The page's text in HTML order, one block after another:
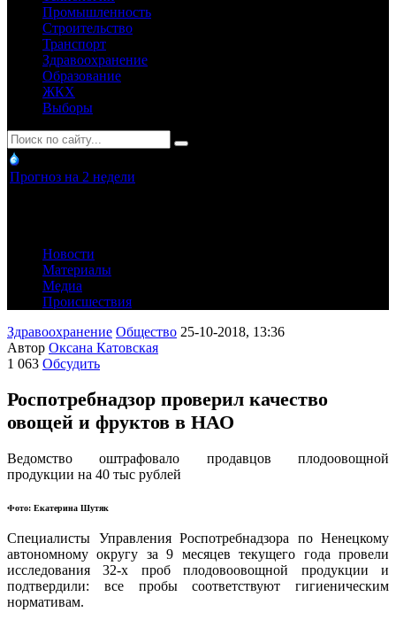
Промышленность
Строительство
Транспорт
Здравоохранение
Образование
ЖКХ
Выборы
Прогноз на 2 недели
Новости
Материалы
Медиа
Происшествия
Здравоохранение Общество 25-10-2018, 13:36
Автор Оксана Катовская
1 063 Обсудить
Роспотребнадзор проверил качество
овощей и фруктов в НАО
Ведомство оштрафовало продавцов плодоовощной
продукции на 40 тыс рублей
Фото: Екатерина Шутяк
Специалисты Управления Роспотребнадзора по Ненецкому
автономному округу за 9 месяцев текущего года провели
исследования 32-х проб плодовоовощной продукции и
подтвердили: все пробы соответствуют гигиеническим
нормативам.